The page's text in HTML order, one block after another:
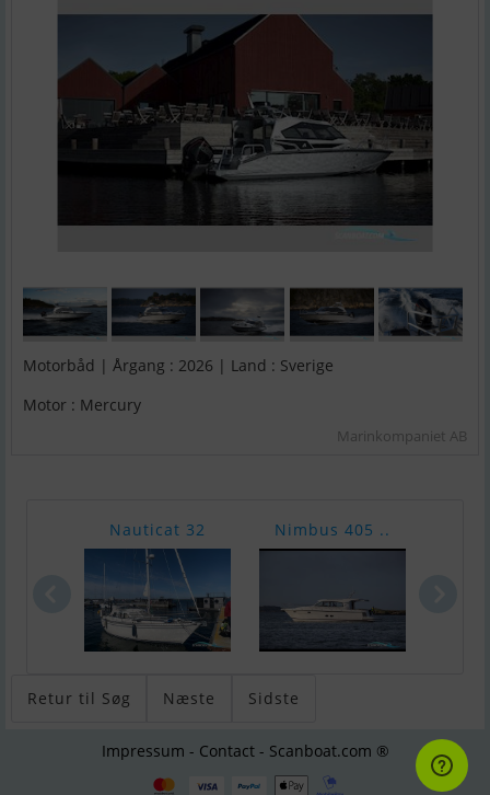
Motorbåd | Årgang : 2026 | Land : Sverige
Motor : Mercury
Marinkompaniet AB
Nauticat 32 Nimbus 405 ..
Retur til Søg Næste Sidste
Impressum - Contact - Scanboat.com ®